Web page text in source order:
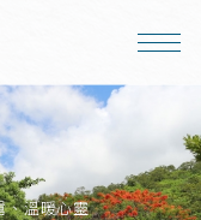
、溫暖心靈